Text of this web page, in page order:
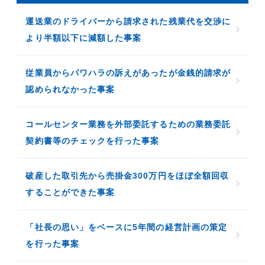
運送業のドライバーから請求された残業代を交渉に
より半額以下に減額した事案
従業員からパワハラの訴えがあったが金銭的請求が
認められなかった事案
コールセンター業務を外部委託するための業務委託
契約書等のチェックを行った事案
破産した取引先から売掛金300万円をほぼ全額回収
することができた事案
「社長の思い」をベースに5年間の経営計画の策定
を行った事案